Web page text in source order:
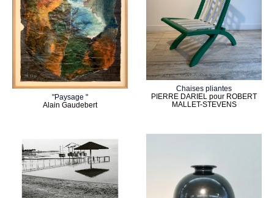
"Paysage "
Alain Gaudebert
Chaises pliantes
PIERRE DARIEL pour ROBERT
MALLET-STEVENS